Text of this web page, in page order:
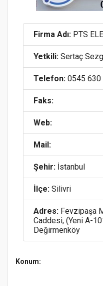
Firma Adı: PTS
Yetkili: Sertaç
Telefon: 0545 630
Faks:
Web:
Mail:
Şehir: İstanbul
İlçe: Silivri
Adres: Fevzipaşa
Caddesi, (Yeni A-
Değirmenköy
Konum: